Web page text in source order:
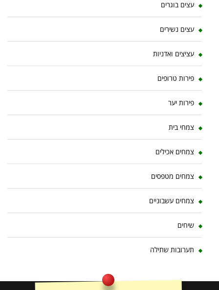
עצים בוגרים
עצים נשירים
עציצים ואדניות
פירות טרופים
פירות יער
צמחי בית
צמחים אכילים
צמחים מטפסים
צמחים עשבוניים
שיחים
תערובות שתילה